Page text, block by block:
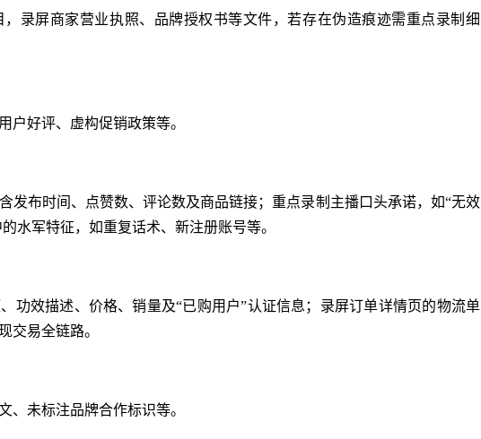
录屏商家营业执照、品牌授权书等文件，若存在伪造痕迹需重点录制细
户好评、虚构促销政策等。
发布时间、点赞数、评论数及商品链接；重点录制主播口头承诺，如“无效
水军特征，如重复话术、新注册账号等。
功效描述、价格、销量及“已购用户”认证信息；录屏订单详情页的物流单
交易全链路。
、未标注品牌合作标识等。